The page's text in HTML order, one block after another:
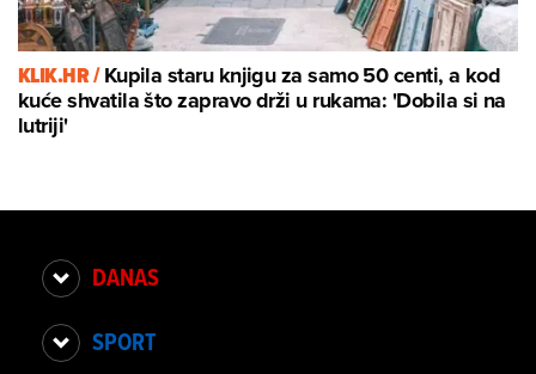
KLIK.HR /Kupila staru knjigu za samo 50 centi, a kod
kuće shvatila što zapravo drži u rukama: 'Dobila si na
lutriji'
DANAS
SPORT